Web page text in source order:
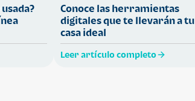
Conoce las herramientas
digitales que te llevarán a tu
casa ideal
Leer artículo completo